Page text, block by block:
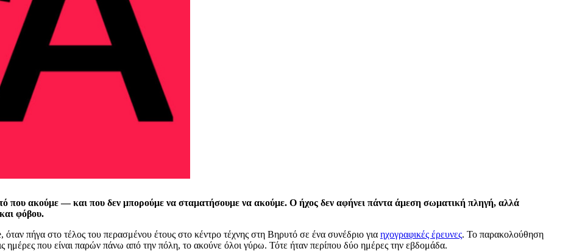
που ακούμε — και που δεν μπορούμε να σταματήσουμε να ακούμε. Ο ήχος δεν αφήνει πάντα άμεση σωματική πληγή, αλλά
φόβου.
πήγα στο τέλος του περασμένου έτους στο κέντρο τέχνης στη Βηρυτό σε ένα συνέδριο για ηχογραφικές έρευνες. Το παρακολούθηση
ημέρες που είναι παρών πάνω από την πόλη, το ακούνε όλοι γύρω. Τότε ήταν περίπου δύο ημέρες την εβδομάδα.